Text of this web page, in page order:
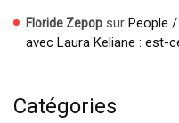
Floride Zepop sur People
avec Laura Keliane : est-
Catégories